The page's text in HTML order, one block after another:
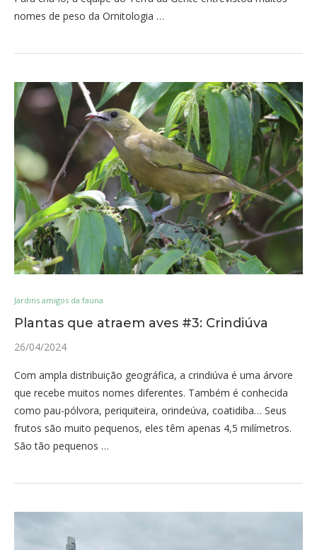
nomes de peso da Ornitologia …
Jardins amigos da fauna
Plantas que atraem aves #3: Crindiúva
26/04/2024
Com ampla distribuição geográfica, a crindiúva é uma árvore
que recebe muitos nomes diferentes. Também é conhecida
como pau-pólvora, periquiteira, orindeúva, coatidiba… Seus
frutos são muito pequenos, eles têm apenas 4,5 milímetros.
São tão pequenos …